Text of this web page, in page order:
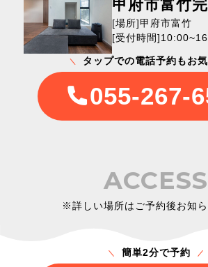
甲府市富竹
[場所]甲府市富竹
[受付時間
タップでの電話予約もお
055-267-
ACCESS
※詳しい場所はご予約後お知
簡単2分で予約